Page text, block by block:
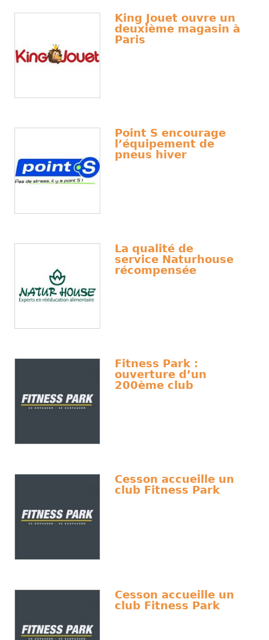
King Jouet ouvre un
deuxième magasin à
Paris
Point S encourage
l’équipement de
pneus hiver
La qualité de
service Naturhouse
récompensée
Fitness Park :
ouverture d’un
200ème club
Cesson accueille un
club Fitness Park
Cesson accueille un
club Fitness Park